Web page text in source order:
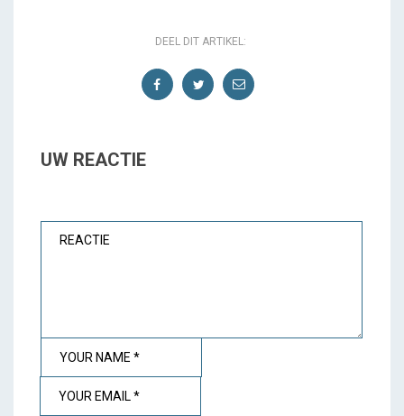
DEEL DIT ARTIKEL:
UW REACTIE